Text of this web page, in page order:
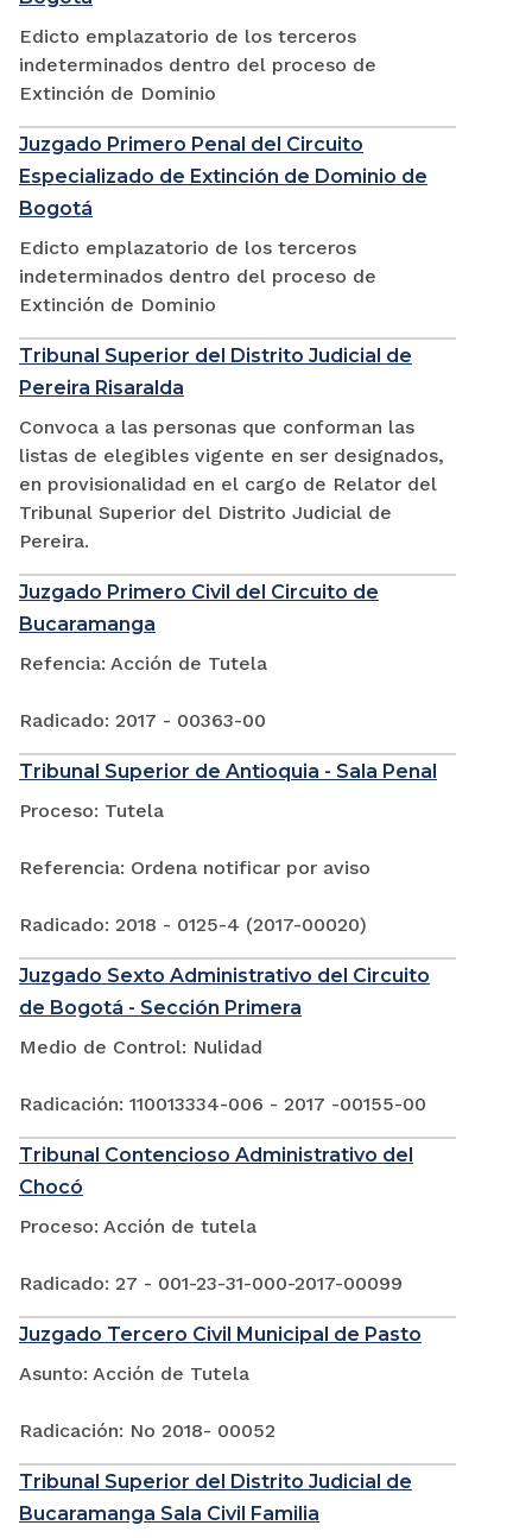
Edicto emplazatorio de los terceros
indeterminados dentro del proceso de
Extinción de Dominio
Juzgado Primero Penal del Circuito
Especializado de Extinción de Dominio de
Bogotá
Edicto emplazatorio de los terceros
indeterminados dentro del proceso de
Extinción de Dominio
Tribunal Superior del Distrito Judicial de
Pereira Risaralda
Convoca a las personas que conforman las
listas de elegibles vigente en ser designados,
en provisionalidad en el cargo de Relator del
Tribunal Superior del Distrito Judicial de
Pereira.
Juzgado Primero Civil del Circuito de
Bucaramanga
Refencia: Acción de Tutela
Radicado: 2017 - 00363-00
Tribunal Superior de Antioquia - Sala Penal
Proceso: Tutela
Referencia: Ordena notificar por aviso
Radicado: 2018 - 0125-4 (2017-00020)
Juzgado Sexto Administrativo del Circuito
de Bogotá - Sección Primera
Medio de Control: Nulidad
Radicación: 110013334-006 - 2017 -00155-00
Tribunal Contencioso Administrativo del
Chocó
Proceso: Acción de tutela
Radicado: 27 - 001-23-31-000-2017-00099
Juzgado Tercero Civil Municipal de Pasto
Asunto: Acción de Tutela
Radicación: No 2018- 00052
Tribunal Superior del Distrito Judicial de
Bucaramanga Sala Civil Familia